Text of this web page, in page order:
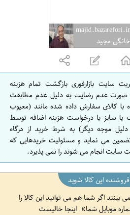
majid.bazarefori.ir
خانگی مجید
سایت بازارفوری بازگشت تمام هزینه
صورت عدم رضایت به دلیل عدم مطابقت
با کالای سفارش داده شده مانند (معیوب
یا سایز یا درخواست هزینه اضافه توسط
موجه دیگر) به شرط خرید از درگاه
می نماید و مسئولیت خریدهایی که
سایت انجام می شوند را نمی پذیرد.
این کالا شوید
بینند اگر شما هم می توانید این کالا را
موبایل شما اینجا خالیست